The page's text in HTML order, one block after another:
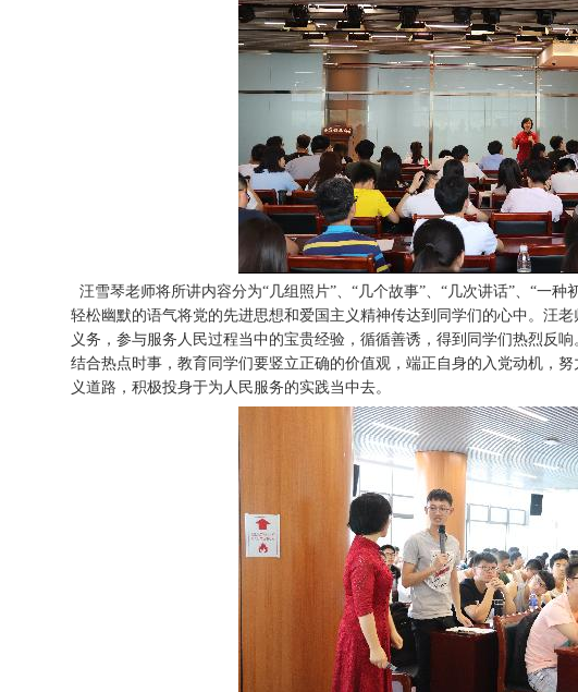
汪雪琴老师将所讲内容分为“几组照片”、“几个故事”、“几次讲话”、“一种
轻松幽默的语气将党的先进思想和爱国主义精神传达到同学们的心中。汪
义务，参与服务人民过程当中的宝贵经验，循循善诱，得到同学们热烈反
结合热点时事，教育同学们要竖立正确的价值观，端正自身的入党动机，
义道路，积极投身于为人民服务的实践当中去。